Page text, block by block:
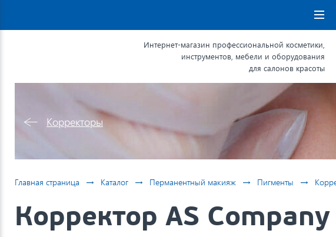
Интернет-магазин профессиональной косметики,
инструментов, мебели и оборудования
для салонов красоты
Корректоры
Главная страница → Каталог → Перманентный макияж → Пигменты →
Корректор AS